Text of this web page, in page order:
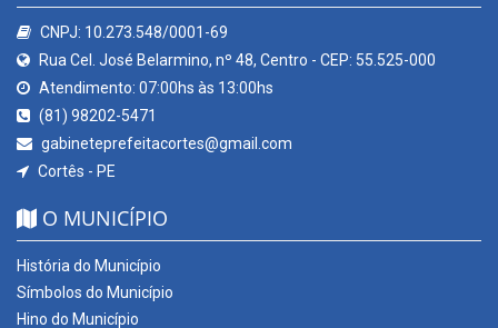
CNPJ: 10.273.548/0001-69
Rua Cel. José Belarmino, nº 48, Centro - CEP: 55.525-000
Atendimento: 07:00hs às 13:00hs
(81) 98202-5471
gabineteprefeitacortes@gmail.com
Cortês - PE
O MUNICÍPIO
História do Município
Símbolos do Município
Hino do Município